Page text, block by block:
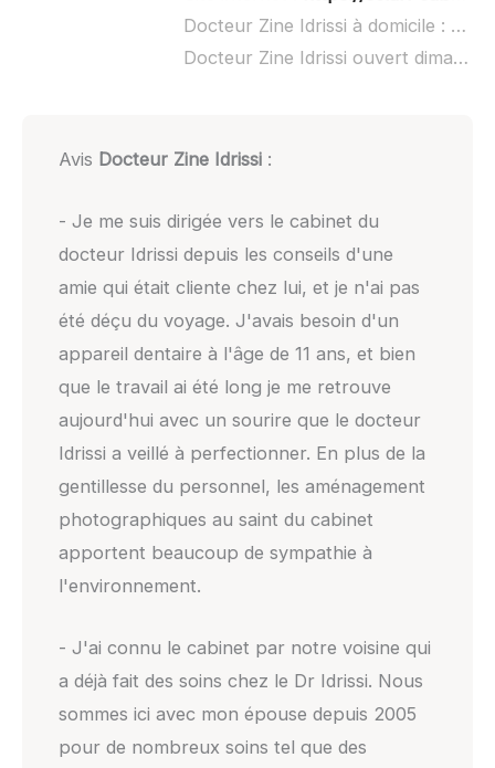
Docteur Zine Idrissi à domicile :
non
Docteur Zine Idrissi ouvert dimanche :
Avis Docteur Zine Idrissi:
- Je me suis dirigée vers le cabinet du
docteur Idrissi depuis les conseils d'une
amie qui était cliente chez lui, et je n'ai pas
été déçu du voyage. J'avais besoin d'un
appareil dentaire à l'âge de 11 ans, et bien
que le travail ai été long je me retrouve
aujourd'hui avec un sourire que le docteur
Idrissi a veillé à perfectionner. En plus de la
gentillesse du personnel, les aménagement
photographiques au saint du cabinet
apportent beaucoup de sympathie à
l'environnement.
- J'ai connu le cabinet par notre voisine qui
a déjà fait des soins chez le Dr Idrissi. Nous
sommes ici avec mon épouse depuis 2005
pour de nombreux soins tel que des